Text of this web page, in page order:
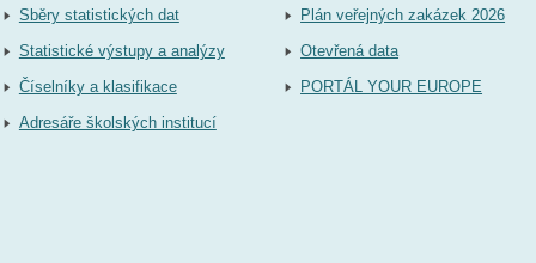
Sběry statistických dat
Statistické výstupy a analýzy
Číselníky a klasifikace
Adresáře školských institucí
Plán veřejných zakázek 2026
Otevřená data
PORTÁL YOUR EUROPE